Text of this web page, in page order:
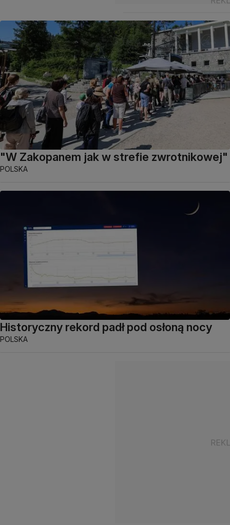
"W Zakopanem jak w strefie zwrotnikowej"
POLSKA
Historyczny rekord padł pod osłoną nocy
POLSKA